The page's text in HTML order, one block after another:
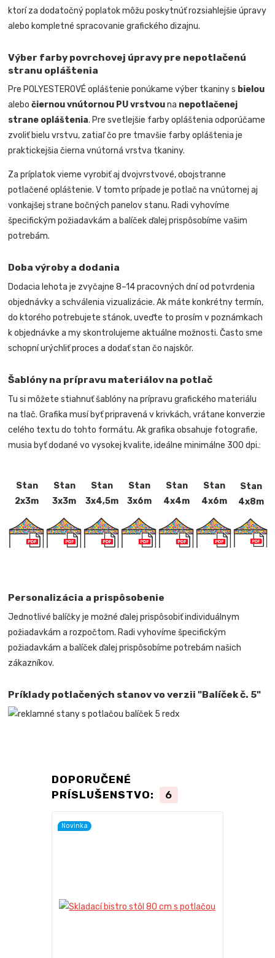
ktorí za dodatočný poplatok môžu poskytnúť rozsiahlejšie úpravy
alebo kompletné spracovanie grafického dizajnu.
Výber farby povrchovej úpravy pre nepotlačenú
stranu opláštenia
Pre POLYESTEROVÉ opláštenie ponúkame výber tkaniny s bielou
alebočiernou vnútornou PU vrstvouna nepotlačenej
strane opláštenia. Pre svetlejšie farby opláštenia odporúčame
zvoliť bielu vrstvu, zatiaľ čo pre tmavšie farby opláštenia je
praktickejšia čierna vnútorná vrstva tkaniny.
Za príplatok vieme vyrobiť aj dvojvrstvové, obojstranne
potlačené opláštenie. V tomto prípade je potlač na vnútornej aj
vonkajšej strane bočných panelov stanu. Radi vyhovíme
špecifickým požiadavkám a balíček ďalej prispôsobíme vašim
potrebám.
Doba výroby a dodania
Dodacia lehota je zvyčajne 8–14 pracovných dní od potvrdenia
objednávky a schválenia vizualizácie. Ak máte konkrétny termín,
do ktorého potrebujete stánok, uveďte to prosím v poznámkach
k objednávke a my skontrolujeme aktuálne možnosti. Často sme
schopní urýchliť proces a dodať stan čo najskôr.
Šablóny na prípravu materiálov na potlač
Tu si môžete stiahnuť šablóny na prípravu grafického materiálu
na tlač. Grafika musí byť pripravená v krivkách, vrátane konverzie
celého textu do tohto formátu. Ak grafika obsahuje fotografie,
musia byť dodané vo vysokej kvalite, ideálne minimálne 300 dpi.:
Stan
2x3m
Stan
3x3m
Stan
3x4,5m
Stan
3x6m
Stan
4x4m
Stan
4x6m
Stan
4x8m
Personalizácia a prispôsobenie
Jednotlivé balíčky je možné ďalej prispôsobiť individuálnym
požiadavkám a rozpočtom. Radi vyhovíme špecifickým
požiadavkám a balíček ďalej prispôsobíme potrebám našich
zákazníkov.
Príklady potlačených stanov vo verzii "Balíček č. 5"
DOPORUČENÉ
PRÍSLUŠENSTVO:
6
Novinka